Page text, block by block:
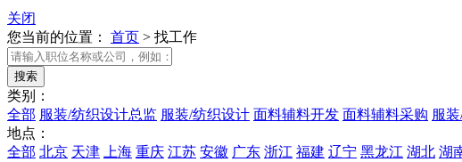
关闭
您当前的位置： 首页 > 找工作
类别：
全部 服装/纺织设计总监 服装/纺织设计 面料辅料开发 面料辅料采购 服
地点：
全部 北京 天津 上海 重庆 江苏 安徽 广东 浙江 福建 辽宁 黑龙江 湖北 湖